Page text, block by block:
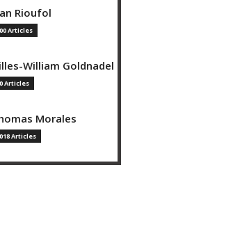
Rioufol
Articles
William Goldnadel
Articles
Morales
Articles